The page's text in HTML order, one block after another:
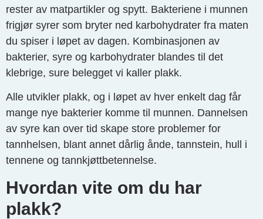
rester av matpartikler og spytt. Bakteriene i munnen
frigjør syrer som bryter ned karbohydrater fra maten
du spiser i løpet av dagen. Kombinasjonen av
bakterier, syre og karbohydrater blandes til det
klebrige, sure belegget vi kaller plakk.
Alle utvikler plakk, og i løpet av hver enkelt dag får
mange nye bakterier komme til munnen. Dannelsen
av syre kan over tid skape store problemer for
tannhelsen, blant annet dårlig ånde, tannstein, hull i
tennene og tannkjøttbetennelse.
Hvordan vite om du har
plakk?